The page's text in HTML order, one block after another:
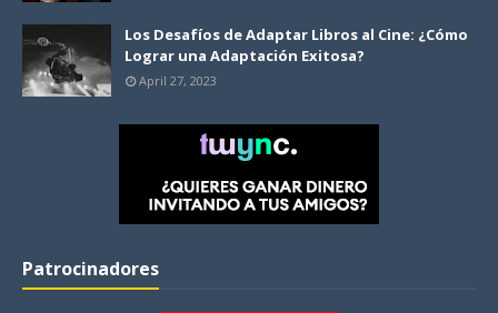
Los Desafíos de Adaptar Libros al Cine: ¿Cómo
Lograr una Adaptación Exitosa?
April 27, 2023
Patrocinadores